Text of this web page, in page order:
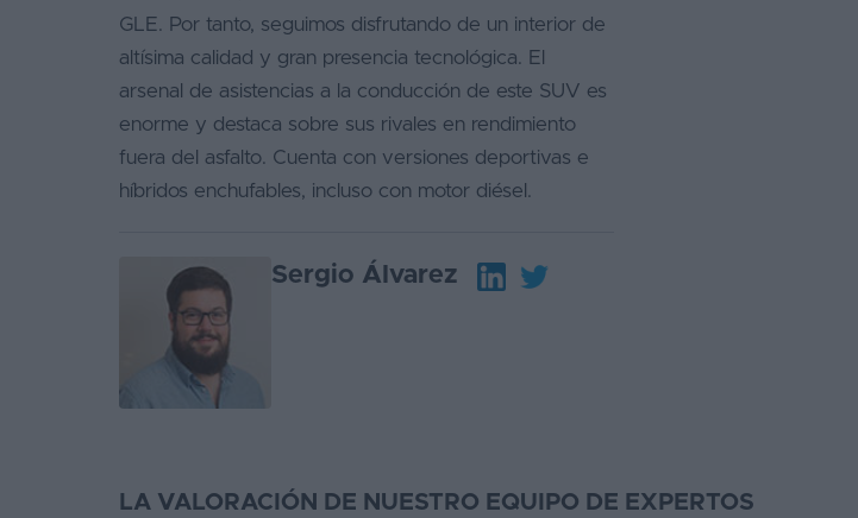
GLE. Por tanto, seguimos disfrutando de un interior de
altísima calidad y gran presencia tecnológica. El
arsenal de asistencias a la conducción de este SUV es
enorme y destaca sobre sus rivales en rendimiento
fuera del asfalto. Cuenta con versiones deportivas e
híbridos enchufables, incluso con motor diésel.
Sergio Álvarez
LA VALORACIÓN DE NUESTRO EQUIPO DE EXPERTOS